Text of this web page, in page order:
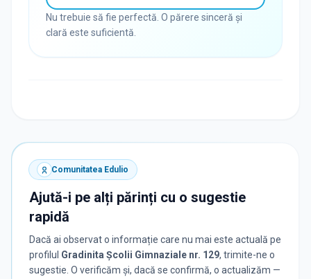
Nu trebuie să fie perfectă. O părere sinceră și
clară este suficientă.
Comunitatea Edulio
Ajută-i pe alți părinți cu o sugestie
rapidă
Dacă ai observat o informație care nu mai este actuală pe
profilul Gradinita Școlii Gimnaziale nr. 129, trimite-ne o
sugestie. O verificăm și, dacă se confirmă, o actualizăm —